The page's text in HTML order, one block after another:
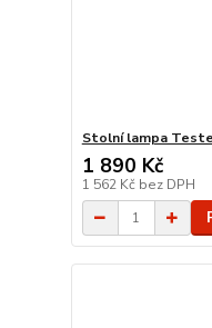
Stolní lampa
1 890 Kč
1 562 Kč bez DPH